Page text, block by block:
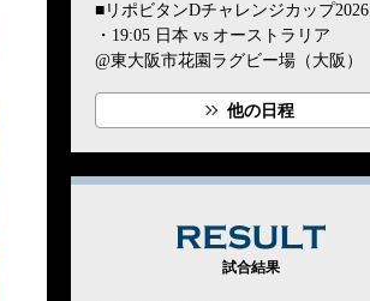
■リポビタンDチャレンジカップ2026
・19:05 日本 vs オーストラリア
@東大阪市花園ラグビー場（大阪）
他の日程
試合結果